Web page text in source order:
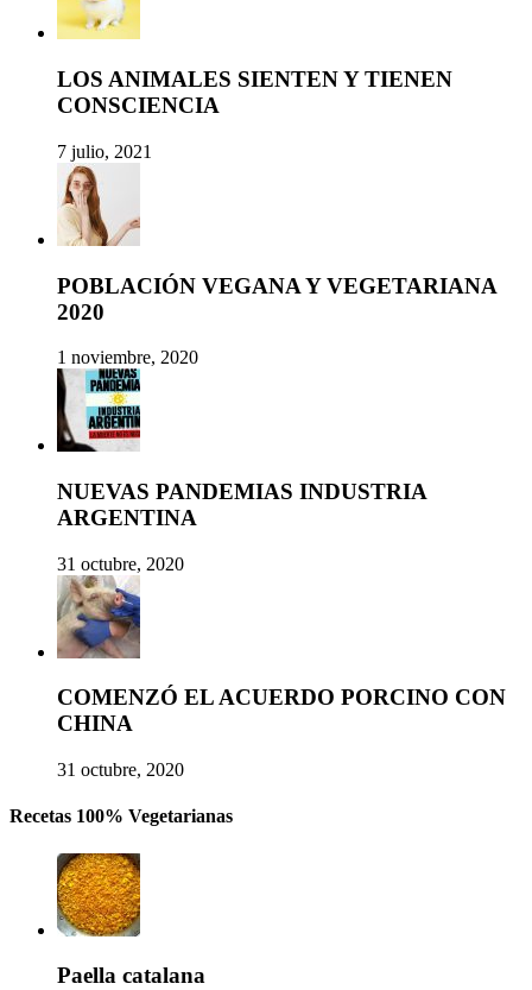
LOS ANIMALES SIENTEN Y TIENEN
CONSCIENCIA
7 julio, 2021
POBLACIÓN VEGANA Y VEGETARIANA
2020
1 noviembre, 2020
NUEVAS PANDEMIAS INDUSTRIA
ARGENTINA
31 octubre, 2020
COMENZÓ EL ACUERDO PORCINO CON
CHINA
31 octubre, 2020
Recetas 100% Vegetarianas
Paella catalana